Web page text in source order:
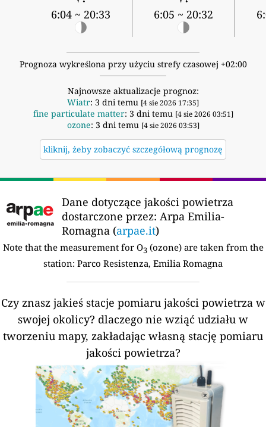
6:04 ~ 20:33 6:05 ~ 20:32
Prognoza wykreślona przy użyciu strefy czasowej +02:00
Najnowsze aktualizacje prognoz:
Wiatr: 3 dni temu [4 sie 2026 17:35]
fine particulate matter: 3 dni temu [4 sie 2026 03:51]
ozone: 3 dni temu [4 sie 2026 03:53]
kliknij, żeby zobaczyć szczegółową prognozę
Dane dotyczące jakości powietrza
dostarczone przez: Arpa Emilia-
Romagna (arpae.it)
Note that the measurement for O3(ozone) are taken from the
station: Parco Resistenza, Emilia Romagna
Czy znasz jakieś stacje pomiaru jakości powietrza w
swojej okolicy? dlaczego nie wziąć udziału w
tworzeniu mapy, zakładając własną stację pomiaru
jakości powietrza?